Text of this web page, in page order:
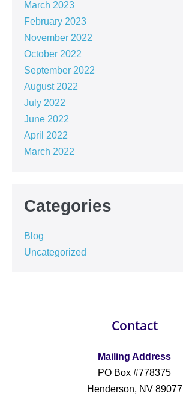
March 2023
February 2023
November 2022
October 2022
September 2022
August 2022
July 2022
June 2022
April 2022
March 2022
Categories
Blog
Uncategorized
Contact
Mailing Address
PO Box #778375
Henderson, NV 89077